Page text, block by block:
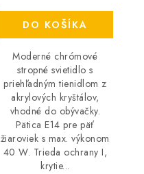
DO KOŠÍKA
Moderné chrómové
stropné svietidlo s
priehľadným tienidlom z
akrylových kryštálov,
vhodné do obývačky.
Pätica E14 pre päť
žiaroviek s max. výkonom
40 W. Trieda ochrany I,
krytie...